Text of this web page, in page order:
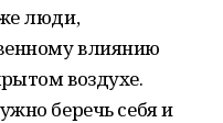
люди,
влиянию
воздухе.
беречь себя и